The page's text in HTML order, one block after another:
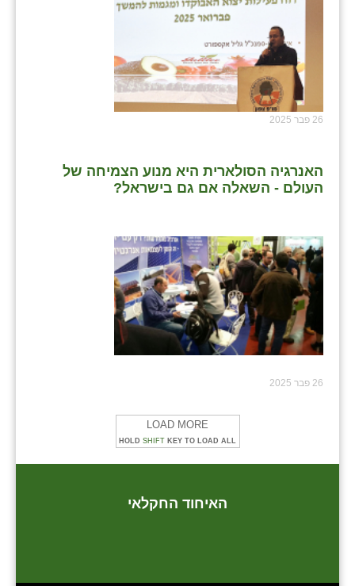
26 פבר 2025
האנרגיה הסולארית היא מנוע הצמיחה של
העולם - השאלה אם גם בישראל?
26 פבר 2025
LOAD MORE
HOLD SHIFT KEY TO LOAD ALL
האיחוד החקלאי